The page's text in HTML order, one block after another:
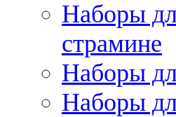
Наборы
страмине
Наборы
Наборы